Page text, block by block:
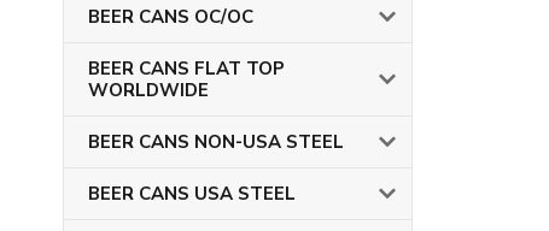
BEER CANS OC/OC
BEER CANS FLAT TOP
WORLDWIDE
BEER CANS NON-USA STEEL
BEER CANS USA STEEL